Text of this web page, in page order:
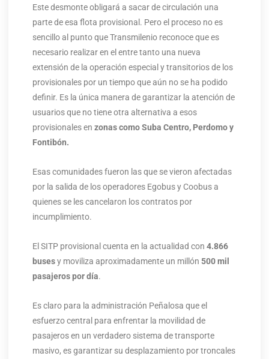
Este desmonte obligará a sacar de circulación una
parte de esa flota provisional. Pero el proceso no es
sencillo al punto que Transmilenio reconoce que es
necesario realizar en el entre tanto una nueva
extensión de la operación especial y transitorios de los
provisionales por un tiempo que aún no se ha podido
definir. Es la única manera de garantizar la atención de
usuarios que no tiene otra alternativa a esos
provisionales en zonas como Suba Centro, Perdomo y
Fontibón.
Esas comunidades fueron las que se vieron afectadas
por la salida de los operadores Egobus y Coobus a
quienes se les cancelaron los contratos por
incumplimiento.
El SITP provisional cuenta en la actualidad con 4.866
busesy moviliza aproximadamente un millón 500 mil
pasajeros por día.
Es claro para la administración Peñalosa que el
esfuerzo central para enfrentar la movilidad de
pasajeros en un verdadero sistema de transporte
masivo, es garantizar su desplazamiento por troncales